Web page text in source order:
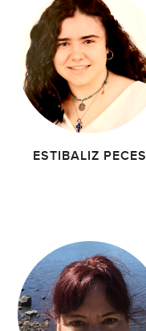
ESTIBALIZ PECES